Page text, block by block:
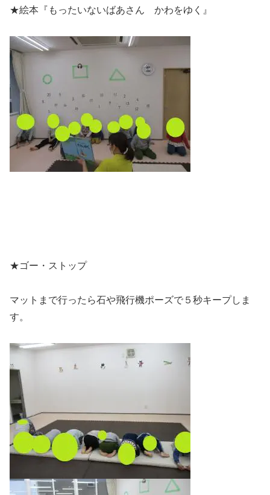
★絵本『もったいないばあさん かわをゆく』
★ゴー・ストップ
マットまで行ったら石や飛行機ポーズで５秒キープしま
す。